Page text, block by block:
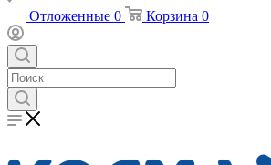
Отложенные 0 Корзина 0